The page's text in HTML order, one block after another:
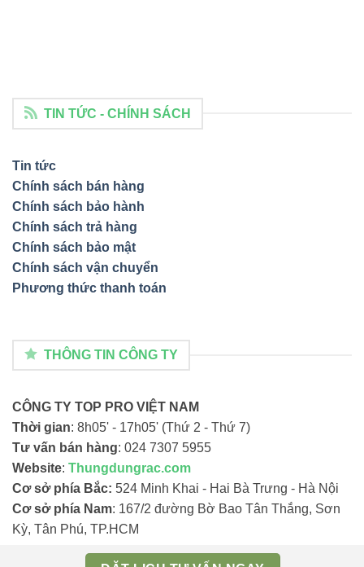
TIN TỨC - CHÍNH SÁCH
Tin tức
Chính sách bán hàng
Chính sách bảo hành
Chính sách trả hàng
Chính sách bảo mật
Chính sách vận chuyển
Phương thức thanh toán
THÔNG TIN CÔNG TY
CÔNG TY TOP PRO VIỆT NAM
Thời gian: 8h05' - 17h05' (Thứ 2 - Thứ 7)
Tư vấn bán hàng: 024 7307 5955
Website: Thungdungrac.com
Cơ sở phía Bắc: 524 Minh Khai - Hai Bà Trưng - Hà Nội
Cơ sở phía Nam: 167/2 đường Bờ Bao Tân Thắng, Sơn
Kỳ, Tân Phú, TP.HCM